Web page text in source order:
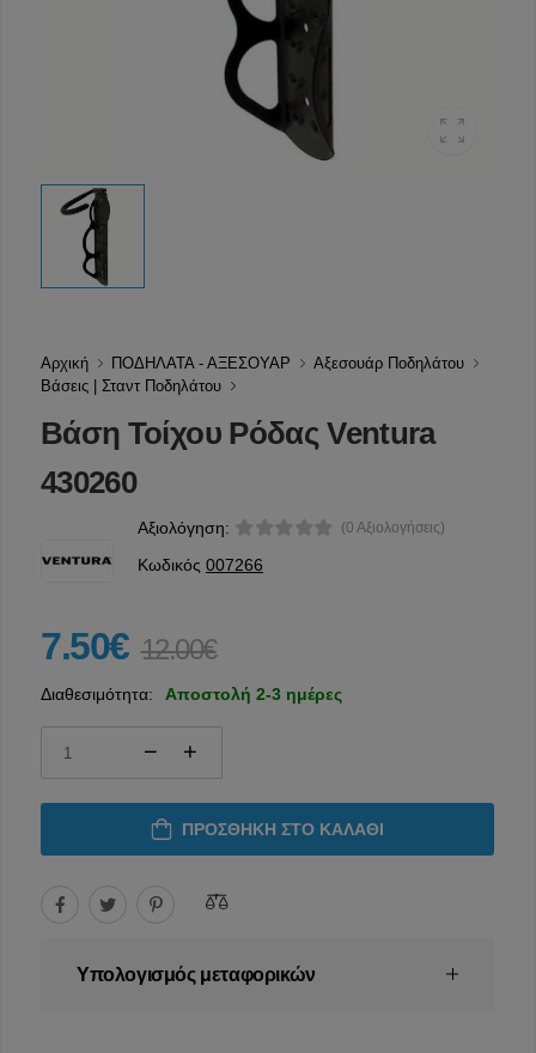
Αρχική ΠΟΔΗΛΑΤΑ - ΑΞΕΣΟΥΑΡ
Αξεσουάρ Ποδηλάτου
Βάσεις | Σταντ Ποδηλάτου
Βάση Τοίχου Ρόδας Ventura
430260
Αξιολόγηση: (0 Αξιολογήσεις)
Κωδικός 007266
7.50€ 12.00€
Διαθεσιμότητα: Αποστολή 2-3 ημέρες
ΠΡΟΣΘΉΚΗ ΣΤΟ ΚΑΛΆΘΙ
Υπολογισμός μεταφορικών